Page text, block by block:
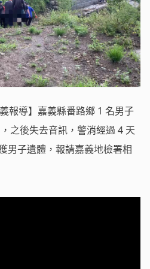
報導】嘉義縣番路鄉 1 名男子
之後失去音訊，警消經過 4 天
男子遺體，報請嘉義地檢署相